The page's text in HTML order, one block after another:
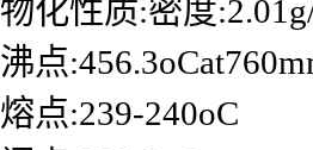
物化性质:密度
沸点
熔点:239-240oC